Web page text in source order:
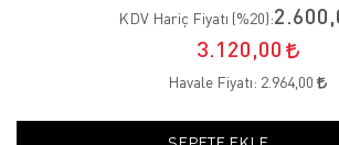
KDV Hariç Fiyatı (%20):
3.120,00
Havale Fiyatı: 2.964,00